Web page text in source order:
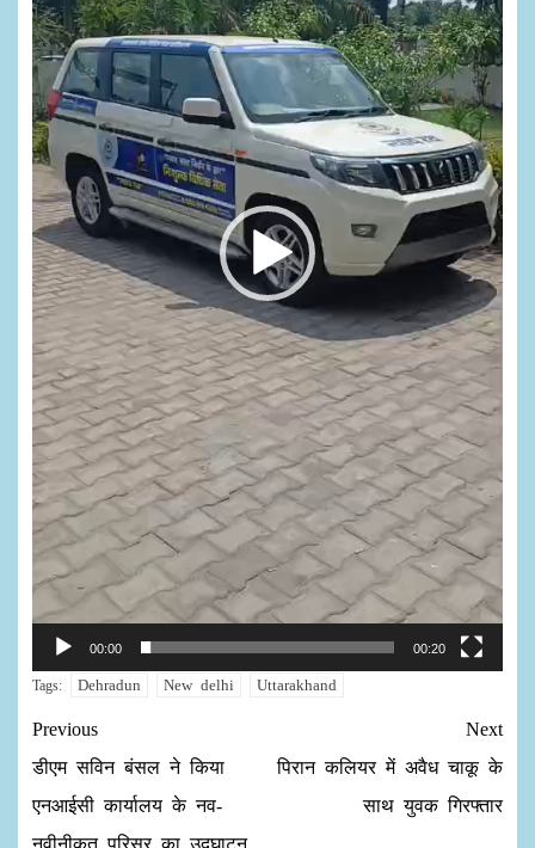
00:00 00:20
Tags: Dehradun New delhi Uttarakhand
Previous
डीएम सविन बंसल ने किया
एनआईसी कार्यालय के नव-
Next
पिरान कलियर में अवैध चाकू के
साथ युवक गिरफ्तार